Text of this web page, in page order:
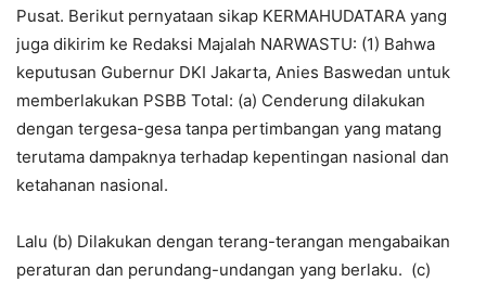
Pusat. Berikut pernyataan sikap KERMAHUDATARA yang
juga dikirim ke Redaksi Majalah NARWASTU: (1) Bahwa
keputusan Gubernur DKI Jakarta, Anies Baswedan untuk
memberlakukan PSBB Total: (a) Cenderung dilakukan
dengan tergesa-gesa tanpa pertimbangan yang matang
terutama dampaknya terhadap kepentingan nasional dan
ketahanan nasional.
Lalu (b) Dilakukan dengan terang-terangan mengabaikan
peraturan dan perundang-undangan yang berlaku. (c)